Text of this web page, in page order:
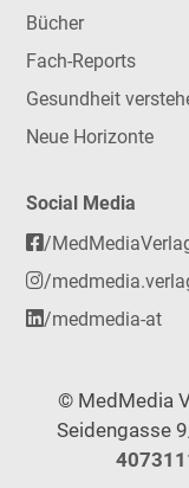
Bücher
Fach-Reports
Gesundheit
Neue Horizonte
Social Media
/
/
/medmedia-at
© MedMedia
Seidengasse